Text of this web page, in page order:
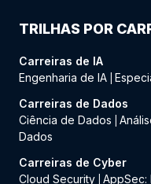
TRILHAS POR
Carreiras de IA
Engenharia de IA
Carreiras de Dados
Ciência de Dados
Dados
Carreiras de Cyber
Cloud Security AppSec: